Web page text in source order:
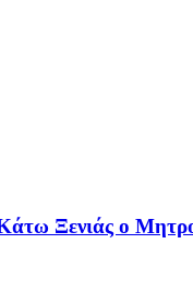
Ξενιάς ο